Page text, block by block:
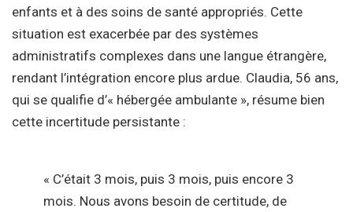
enfants et à des soins de santé appropriés. Cette
situation est exacerbée par des systèmes
administratifs complexes dans une langue étrangère,
rendant l’intégration encore plus ardue. Claudia, 56 ans,
qui se qualifie d’« hébergée ambulante », résume bien
cette incertitude persistante :
« C’était 3 mois, puis 3 mois, puis encore 3
mois. Nous avons besoin de certitude, de